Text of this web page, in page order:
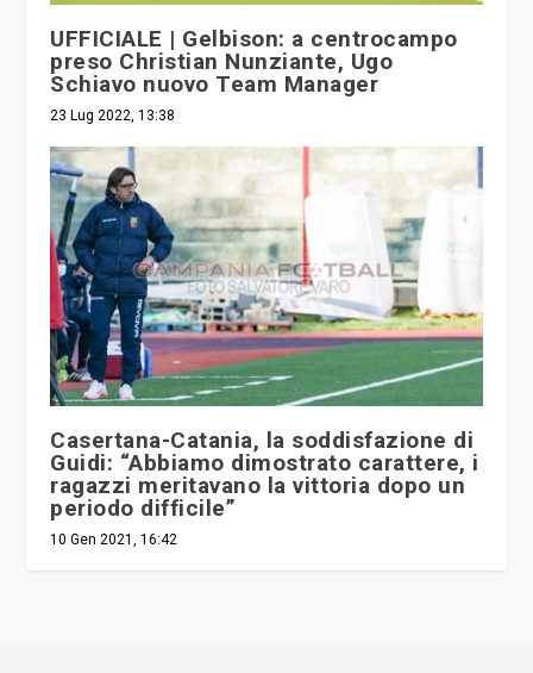
UFFICIALE | Gelbison: a centrocampo
preso Christian Nunziante, Ugo
Schiavo nuovo Team Manager
23 Lug 2022, 13:38
Casertana-Catania, la soddisfazione di
Guidi: “Abbiamo dimostrato carattere, i
ragazzi meritavano la vittoria dopo un
periodo difficile”